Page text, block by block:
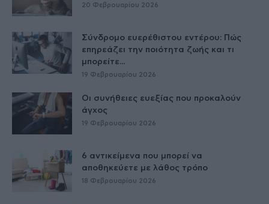
20 Φεβρουαρίου 2026
Σύνδρομο ευερέθιστου εντέρου: Πώς
επηρεάζει την ποιότητα ζωής και τι
μπορείτε...
19 Φεβρουαρίου 2026
Οι συνήθειες ευεξίας που προκαλούν
άγχος
19 Φεβρουαρίου 2026
6 αντικείμενα που μπορεί να
αποθηκεύετε με λάθος τρόπο
18 Φεβρουαρίου 2026